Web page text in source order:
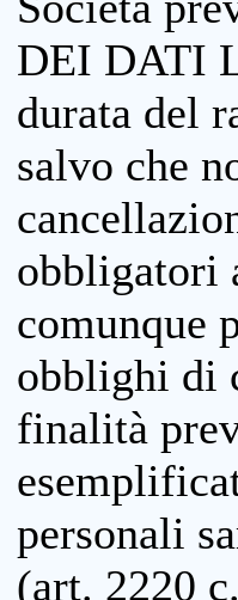
DEI DATI
durata del
salvo che
obbligatori
comunque
obblighi di
finalità
personali
(art. 2220